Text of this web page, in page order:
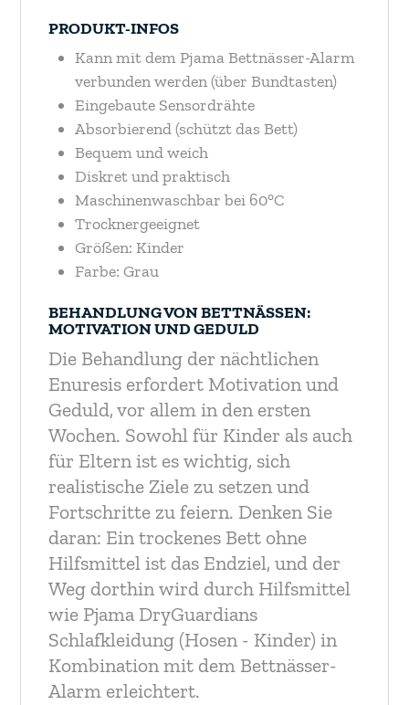
PRODUKT-INFOS
Kann mit dem Pjama Bettnässer-Alarm
verbunden werden (über Bundtasten)
Eingebaute Sensordrähte
Absorbierend (schützt das Bett)
Bequem und weich
Diskret und praktisch
Maschinenwaschbar bei 60°C
Trocknergeeignet
Größen: Kinder
Farbe: Grau
BEHANDLUNG VON BETTNÄSSEN:
MOTIVATION UND GEDULD
Die Behandlung der nächtlichen
Enuresis erfordert Motivation und
Geduld, vor allem in den ersten
Wochen. Sowohl für Kinder als auch
für Eltern ist es wichtig, sich
realistische Ziele zu setzen und
Fortschritte zu feiern. Denken Sie
daran: Ein trockenes Bett ohne
Hilfsmittel ist das Endziel, und der
Weg dorthin wird durch Hilfsmittel
wie Pjama DryGuardians
Schlafkleidung (Hosen - Kinder) in
Kombination mit dem Bettnässer-
Alarm erleichtert.